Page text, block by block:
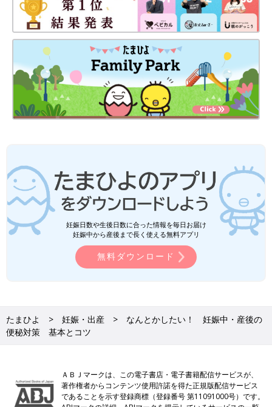
妊娠日数や生後日数に合った情報を毎日お届け
妊娠中から産後まで長く使える無料アプリ
無料ダウンロード
たまひよ 妊娠・出産
なんとかしたい！ 妊娠中・産後の
便秘対策 基本とコツ
ＡＢＪマークは、この電子書店・電子書籍配信サービスが、
著作権者からコンテンツ使用許諾を得た正規版配信サービス
であることを示す登録商標（登録番号 第11091000号）です。